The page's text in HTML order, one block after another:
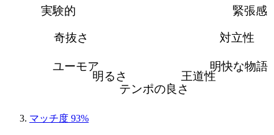
緊張感
対立性
明快な物語
王道性
テンポの良さ
明るさ
ユーモア
奇抜さ
実験的
マッチ度 93%